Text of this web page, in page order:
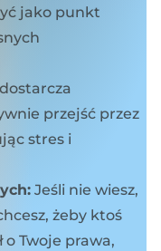
jako punkt
przejść przez
stres i
Jeśli nie wiesz,
żeby ktoś
o Twoje prawa,